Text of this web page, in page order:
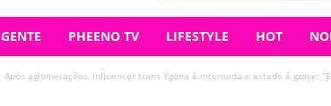
GENTE PHEENO TV LIFESTYLE HOT
Após aglomerações, influencer trans Ygona é internada e estado é grave: